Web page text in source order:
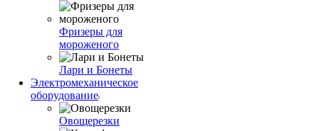
Фризеры для
мороженого
Лари и Бонеты
Электромеханическое
оборудование
Овощерезки